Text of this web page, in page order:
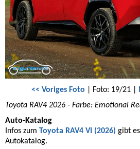
<< Voriges Foto | Foto: 19/21 |
Toyota RAV4 2026 - Farbe: Emotional
Auto-Katalog
Infos zum Toyota RAV4 VI (2026) gibt
Autokatalog.